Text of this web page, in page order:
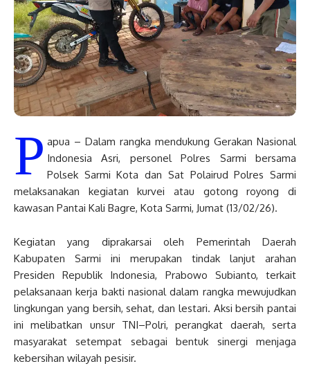
P apua – Dalam rangka mendukung Gerakan Nasional
Indonesia Asri, personel Polres Sarmi bersama
Polsek Sarmi Kota dan Sat Polairud Polres Sarmi
melaksanakan kegiatan kurvei atau gotong royong di
kawasan Pantai Kali Bagre, Kota Sarmi, Jumat (13/02/26).
Kegiatan yang diprakarsai oleh Pemerintah Daerah
Kabupaten Sarmi ini merupakan tindak lanjut arahan
Presiden Republik Indonesia, Prabowo Subianto, terkait
pelaksanaan kerja bakti nasional dalam rangka mewujudkan
lingkungan yang bersih, sehat, dan lestari. Aksi bersih pantai
ini melibatkan unsur TNI–Polri, perangkat daerah, serta
masyarakat setempat sebagai bentuk sinergi menjaga
kebersihan wilayah pesisir.